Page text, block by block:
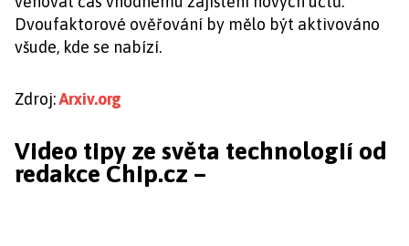
Dvoufaktorové ověřování by mělo být aktivováno
všude, kde se nabízí.
Zdroj:Arxiv.org
Video tipy ze světa technologií od
redakce Chip.cz –